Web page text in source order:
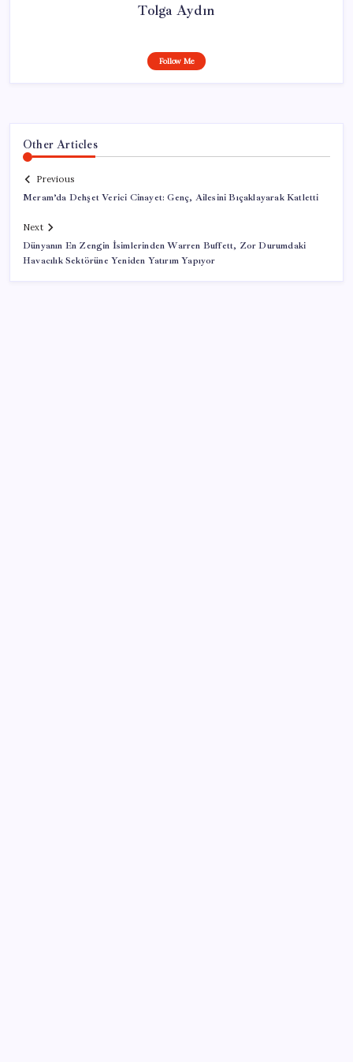
Tolga Aydın
Follow Me
Other Articles
Previous
Meram’da Dehşet Verici Cinayet: Genç, Ailesini Bıçaklayarak Katletti
Next
Dünyanın En Zengin İsimlerinden Warren Buffett, Zor Durumdaki
Havacılık Sektörüne Yeniden Yatırım Yapıyor